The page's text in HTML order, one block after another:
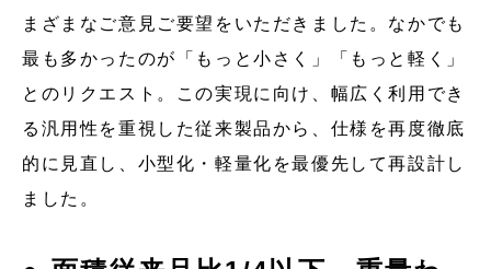
まざまなご意見ご要望をいただきました。なかでも
最も多かったのが「もっと小さく」「もっと軽く」
とのリクエスト。この実現に向け、幅広く利用でき
る汎用性を重視した従来製品から、仕様を再度徹底
的に見直し、小型化・軽量化を最優先して再設計し
ました。